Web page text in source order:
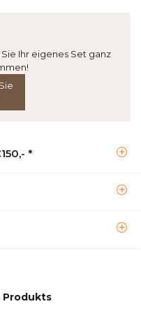
Ihr eigenes Set ganz
*
Produkts